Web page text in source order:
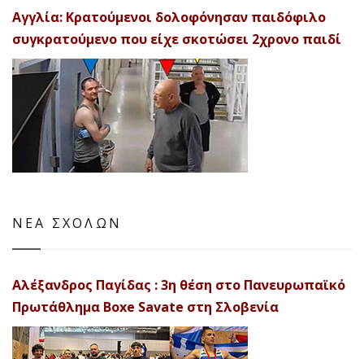
Αγγλία: Κρατούμενοι δολοφόνησαν παιδόφιλο
συγκρατούμενο που είχε σκοτώσει 2χρονο παιδί
ΝΕΑ ΣΧΟΛΩΝ
Αλέξανδρος Παγίδας : 3η θέση στο Πανευρωπαϊκό
Πρωτάθλημα Boxe Savate στη Σλοβενία